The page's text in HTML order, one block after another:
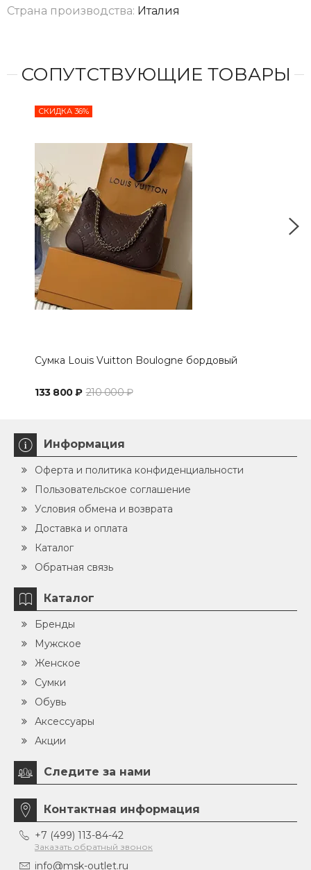
Страна производства: Италия
СОПУТСТВУЮЩИЕ ТОВАРЫ
СКИДКА 36%
Сумка Louis Vuitton Boulogne бордовый
133 800 ₽ 210 000 ₽
Информация
Оферта и политика конфиденциальности
Пользовательское соглашение
Условия обмена и возврата
Доставка и оплата
Каталог
Обратная связь
Каталог
Бренды
Мужское
Женское
Сумки
Обувь
Аксессуары
Акции
Следите за нами
Контактная информация
+7 (499) 113-84-42
Заказать обратный звонок
info@msk-outlet.ru